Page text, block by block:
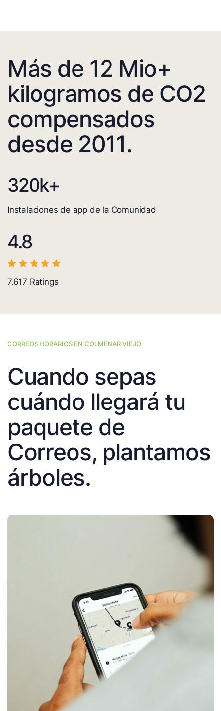
Más de 12 Mio+
kilogramos de CO2
compensados
desde 2011.
320k+
Instalaciones de app de la Comunidad
4.8
7.617 Ratings
CORREOS HORARIOS EN COLMENAR VIEJO
Cuando sepas
cuándo llegará tu
paquete de
Correos, plantamos
árboles.